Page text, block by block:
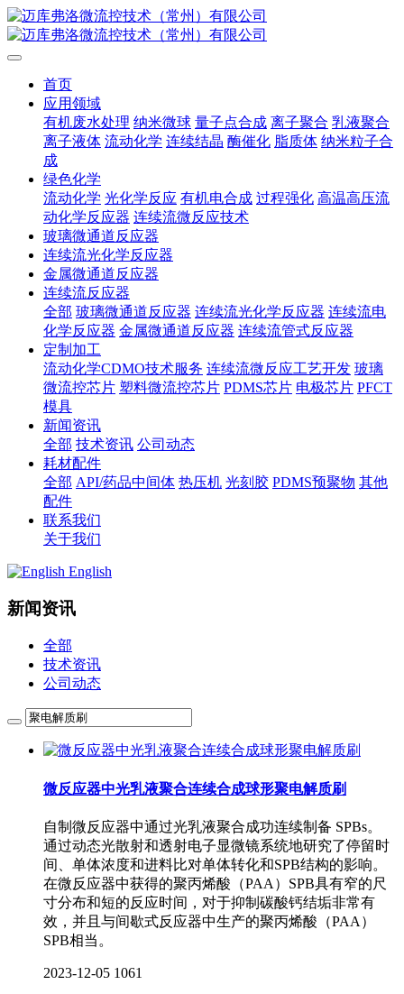
首页
应用领域
有机废水处理 纳米微球 量子点合成 离子聚合 乳液聚合
离子液体 流动化学 连续结晶 酶催化 脂质体 纳米粒子合
成
绿色化学
流动化学 光化学反应 有机电合成 过程强化 高温高压流
动化学反应器 连续流微反应技术
玻璃微通道反应器
连续流光化学反应器
金属微通道反应器
连续流反应器
全部 玻璃微通道反应器 连续流光化学反应器 连续流电
化学反应器 金属微通道反应器 连续流管式反应器
定制加工
流动化学CDMO技术服务 连续流微反应工艺开发 玻璃
微流控芯片 塑料微流控芯片 PDMS芯片 电极芯片 PFCT
模具
新闻资讯
全部 技术资讯 公司动态
耗材配件
全部 API/药品中间体 热压机 光刻胶 PDMS预聚物 其他
配件
联系我们
关于我们
English
新闻资讯
全部
技术资讯
公司动态
微反应器中光乳液聚合连续合成球形聚电解质刷
自制微反应器中通过光乳液聚合成功连续制备 SPBs。
通过动态光散射和透射电子显微镜系统地研究了停留时
间、单体浓度和进料比对单体转化和SPB结构的影响。
在微反应器中获得的聚丙烯酸（PAA）SPB具有窄的尺
寸分布和短的反应时间，对于抑制碳酸钙结垢非常有
效，并且与间歇式反应器中生产的聚丙烯酸（PAA）
SPB相当。
2023-12-05 1061